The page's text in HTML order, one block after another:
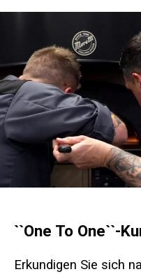
``One To One``-
Erkundigen Sie sich